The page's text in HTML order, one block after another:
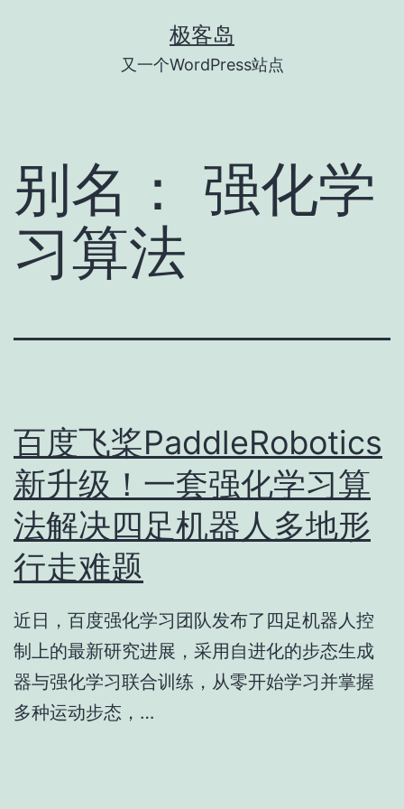
极客岛
又一个WordPress站点
别名： 强化学
习算法
百度飞桨PaddleRobotics
新升级！一套强化学习算
法解决四足机器人多地形
行走难题
近日，百度强化学习团队发布了四足机器人控
制上的最新研究进展，采用自进化的步态生成
器与强化学习联合训练，从零开始学习并掌握
多种运动步态，…